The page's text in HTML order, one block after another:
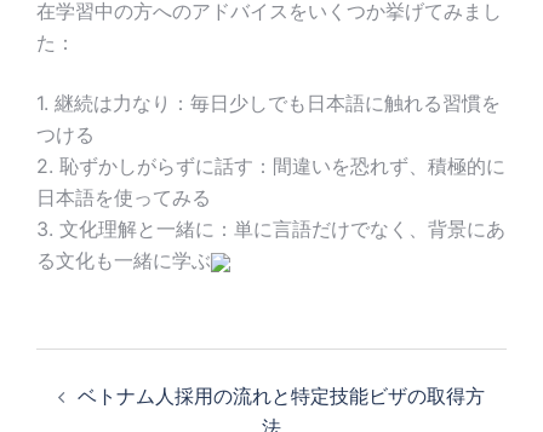
在学習中の方へのアドバイスをいくつか挙げてみまし
た：
1. 継続は力なり：毎日少しでも日本語に触れる習慣を
つける
2. 恥ずかしがらずに話す：間違いを恐れず、積極的に
日本語を使ってみる
3. 文化理解と一緒に：単に言語だけでなく、背景にあ
る文化も一緒に学ぶ
稿 ベトナム人採用の流れと特定技能ビザの取得方